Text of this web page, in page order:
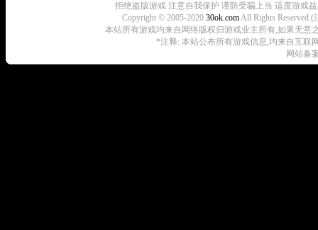
拒绝盗版游戏 注意自我保护 谨防受骗上当 适度游戏
Copyright © 2005-2020 30ok.comAll Rights Reserved
本站所有游戏均来自网络版权归游戏业主所有,如果无意
*注释: 本站公布所有游戏信息,均来自互联
网站备